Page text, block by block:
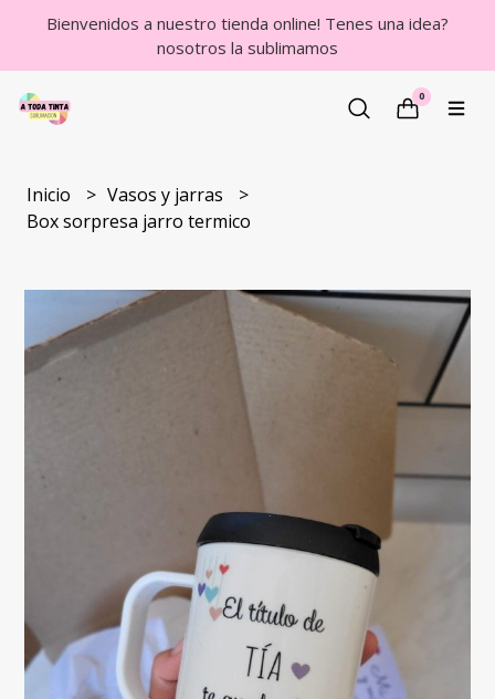
Bienvenidos a nuestro tienda online! Tenes una idea?
nosotros la sublimamos
0
Inicio
Vasos y jarras
Box sorpresa jarro termico